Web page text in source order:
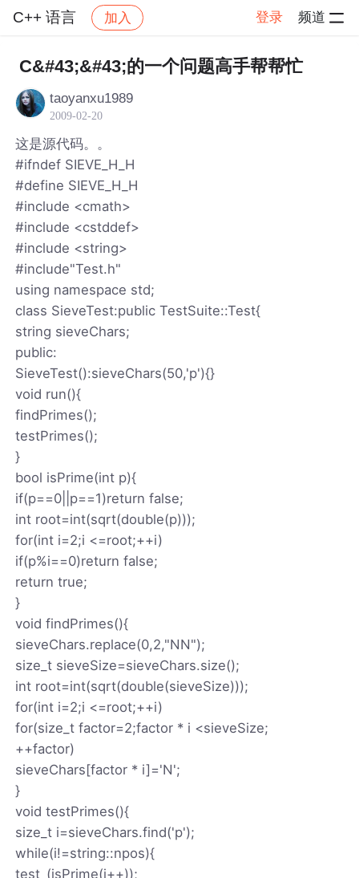
C++ 语言 加入 登录 频道
社区 C++ 语言 帖子详情
C&#43;&#43;的一个问题高手帮帮忙
taoyanxu1989
2009-02-20
这是源代码。。
#ifndef SIEVE_H_H
#define SIEVE_H_H
#include <cmath>
#include <cstddef>
#include <string>
#include"Test.h"
using namespace std;
class SieveTest:public TestSuite::Test{
string sieveChars;
public:
SieveTest():sieveChars(50,'p'){}
void run(){
findPrimes();
testPrimes();
}
bool isPrime(int p){
if(p==0||p==1)return false;
int root=int(sqrt(double(p)));
for(int i=2;i <=root;++i)
if(p%i==0)return false;
return true;
}
void findPrimes(){
sieveChars.replace(0,2,"NN");
size_t sieveSize=sieveChars.size();
int root=int(sqrt(double(sieveSize)));
for(int i=2;i <=root;++i)
for(size_t factor=2;factor * i <sieveSize;
++factor)
sieveChars[factor * i]='N';
}
void testPrimes(){
size_t i=sieveChars.find('p');
while(i!=string::npos){
test_(isPrime(i++));